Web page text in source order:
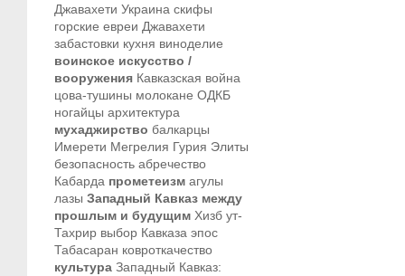
Джавахети Украина скифы
горские евреи Джавахети
забастовки кухня виноделие
воинское искусство /
вооружения Кавказская война
цова-тушины молокане ОДКБ
ногайцы архитектура
мухаджирство балкарцы
Имерети Мегрелия Гурия Элиты
безопасность абречество
Кабарда прометеизм агулы
лазы Западный Кавказ между
прошлым и будущим Хизб ут-
Тахрир выбор Кавказа эпос
Табасаран ковроткачество
культура Западный Кавказ: